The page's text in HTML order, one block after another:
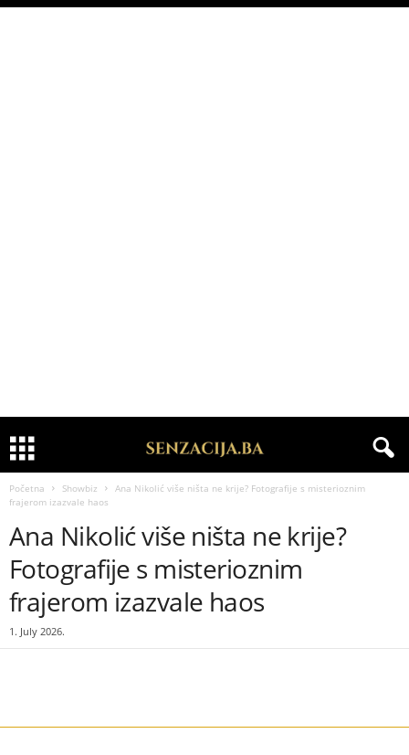
Početna Showbiz
Ana Nikolić više ništa ne krije? Fotografije s misterioznim
frajerom izazvale haos
Ana Nikolić više ništa ne krije?
Fotografije s misterioznim
frajerom izazvale haos
1. July 2026.